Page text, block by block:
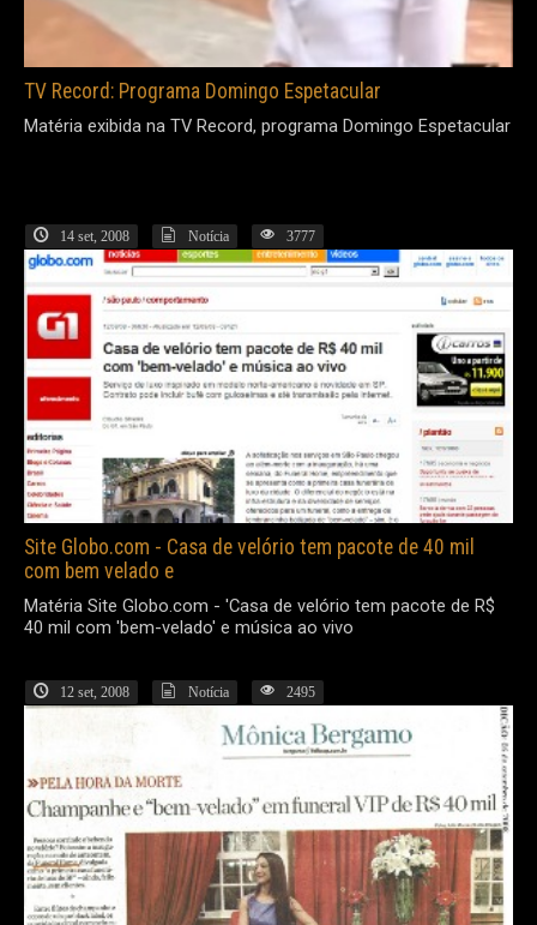
TV Record: Programa Domingo Espetacular
Matéria exibida na TV Record, programa Domingo Espetacular
14 set, 2008 Notícia 3777
Site Globo.com - Casa de velório tem pacote de 40 mil
com bem velado e
Matéria Site Globo.com - 'Casa de velório tem pacote de R$
40 mil com 'bem-velado' e música ao vivo
12 set, 2008 Notícia 2495